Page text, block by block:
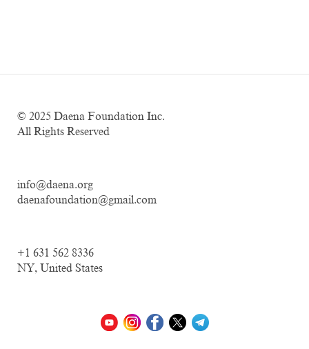
© 2025 Daena Foundation Inc.
All Rights Reserved
info@daena.org
daenafoundation@gmail.com
+1 631 562 8336
NY, United States